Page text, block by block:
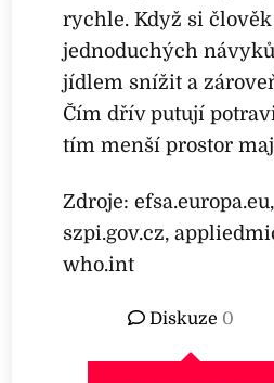
rychle. Když si
jednoduchých
jídlem snížit a
Čím dřív putují
tím menší prostor
Zdroje:
szpi.gov.cz,
who.int
Diskuze 0